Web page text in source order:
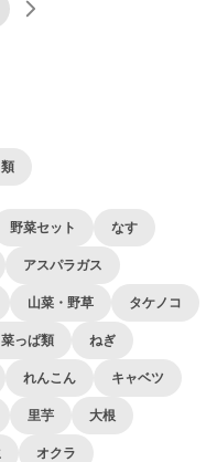
野菜セット なす
アスパラガス
山菜・野草 タケノコ
っぱ類 ねぎ
れんこん キャベツ
里芋 大根
オクラ